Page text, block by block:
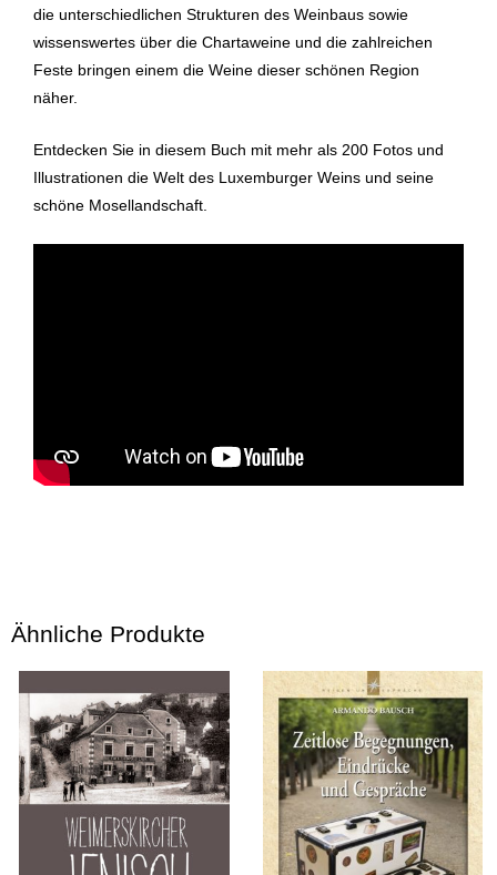
die unterschiedlichen Strukturen des Weinbaus sowie
wissenswertes über die Chartaweine und die zahlreichen
Feste bringen einem die Weine dieser schönen Region
näher.
Entdecken Sie in diesem Buch mit mehr als 200 Fotos und
Illustrationen die Welt des Luxemburger Weins und seine
schöne Mosellandschaft.
Ähnliche Produkte